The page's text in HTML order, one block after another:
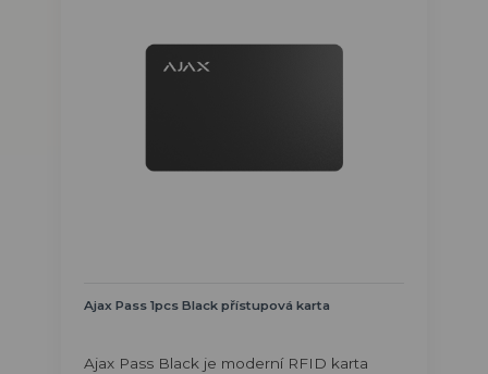
Ajax Pass 1pcs Black přístupová karta
Ajax Pass Black je moderní RFID karta